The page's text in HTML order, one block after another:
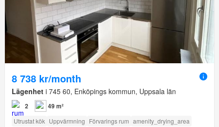
8 738 kr/month
Lägenhet i 745 60, Enköpings kommun, Uppsala län
2 49 m²
Utrustat kök Uppvärmning Förvarings rum amenity_drying_area